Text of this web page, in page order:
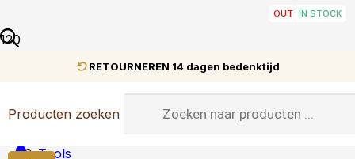
RETOURNEREN 14 dagen bedenktijd
Producten zoeken
Home
Tools
IN STOCK
IN STOCK
IN STOCK
OUT OF STOCK
IN STOCK
IN STOCK
IN STOCK
OUT OF STOCK
OUT OF STOCK
IN STOCK